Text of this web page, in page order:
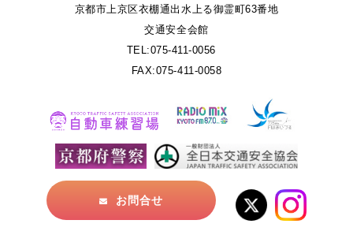
京都市上京区衣棚通出水上る御霊町63番地
交通安全会館
TEL:075-411-0056
FAX:075-411-0058
お問合せ